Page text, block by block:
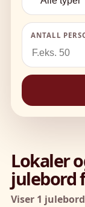
ANTALL
Lokaler
julebord
Viser 1 julebord